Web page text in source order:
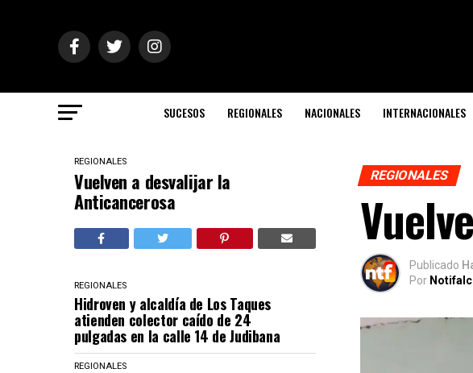
SUCESOS REGIONALES NACIONALES INTERNACIONALES
REGIONALES
Vuelven a desvalijar la
Anticancerosa
REGIONALES
Hidroven y alcaldía de Los Taques
atienden colector caído de 24
pulgadas en la calle 14 de Judibana
REGIONALES
REGIONALES
Publicado
Por